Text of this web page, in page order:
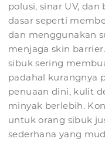
polusi, sinar UV,
dasar seperti
dan menggunakan
menjaga skin
sibuk sering
padahal kurangnya
penuaan dini, kulit
minyak berlebih.
untuk orang sibuk
sederhana yang